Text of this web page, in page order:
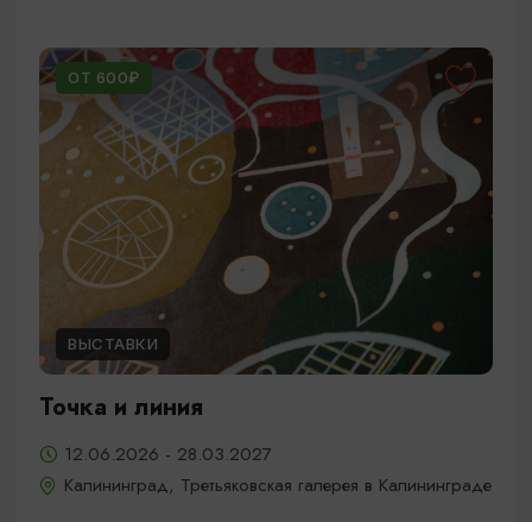
ОТ 600₽
ВЫСТАВКИ
Точка и линия
12.06.2026 - 28.03.2027
Калининград, Третьяковская галерея в Калининграде